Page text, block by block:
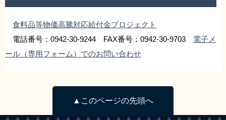
食料品等物価高騰対応給付金プロジェクト
電話番号：0942-30-9244 FAX番号：0942-30-9703 電子メ
ール（専用フォーム）でのお問い合わせ
▲このページの先頭へ